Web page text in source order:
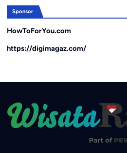
Sponsor
HowToForYou.com
https://digimagaz.com/